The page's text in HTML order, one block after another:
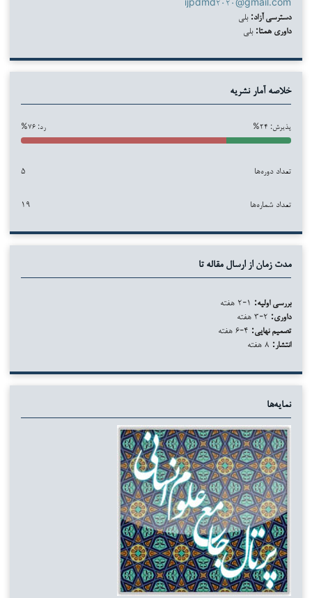
دسترسی آزاد: بلی
داوری همتا: بلی
خلاصه آمار نشریه
پذیرش: ۲۴% رد: ۷۶%
تعداد دوره‌ها ۵
تعداد شماره‌ها ۱۹
مدت زمان از ارسال مقاله تا
بررسی اولیه:
داوری:
تصمیم نهایی:
انتشار:
نمایه‌ها